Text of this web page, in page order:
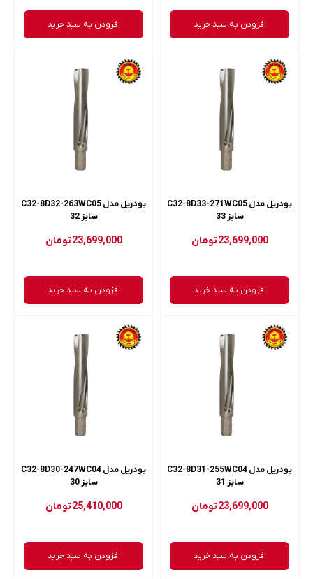
افزودن به سبد خرید افزودن به سبد خرید
یودریل مدل C32-8D33-271WC05
سایز 33
23,699,000تومان
افزودن به سبد خرید
یودریل مدل C32-8D32-263WC05
سایز 32
23,699,000تومان
افزودن به سبد خرید
یودریل مدل C32-8D31-255WC04
سایز 31
23,699,000تومان
افزودن به سبد خرید
یودریل مدل C32-8D30-247WC04
سایز 30
25,410,000تومان
افزودن به سبد خرید